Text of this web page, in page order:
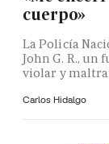
cuerpo»
La Policía
John G. R., un
violar y
Carlos Hidalgo